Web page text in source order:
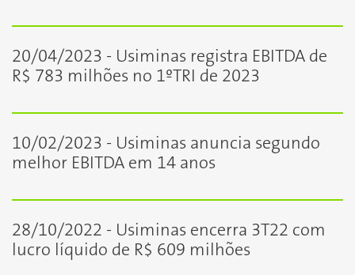
20/04/2023 - Usiminas registra EBITDA de
R$ 783 milhões no 1ºTRI de 2023
10/02/2023 - Usiminas anuncia segundo
melhor EBITDA em 14 anos
28/10/2022 - Usiminas encerra 3T22 com
lucro líquido de R$ 609 milhões